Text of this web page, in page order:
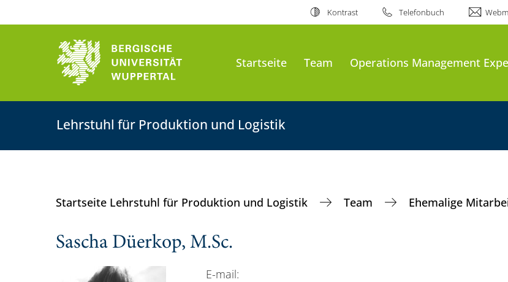
Kontrast Telefonbuch
Startseite Team Operations Management
Lehrstuhl für Produktion und Logistik
Startseite Lehrstuhl für Produktion und Logistik Team Ehemalige
Sascha Düerkop, M.Sc.
E-mail: